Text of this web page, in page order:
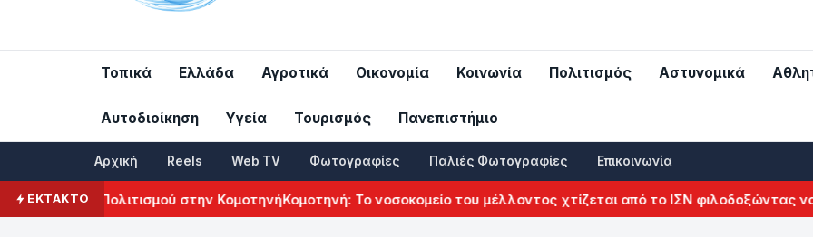
Τοπικά Ελλάδα Αγροτικά Οικονομία Κοινωνία Πολιτισμός Αστυνομικά
Αυτοδιοίκηση Υγεία Τουρισμός Πανεπιστήμιο
Αρχική Reels Web TV Φωτογραφίες Παλιές Φωτογραφίες Επικοινωνία
ΕΚΤΑΚΤΟΠολιτισμού στην ΚομοτηνήΚομοτηνή: Το νοσοκομείο του μέλλοντος χτίζεται από το ΙΣΝ φιλοδοξώντας να